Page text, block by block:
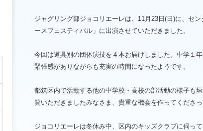
ジャグリング部ジョコリエーレは、11月23日(日)に、セ
ースフェスティバル」に出演させていただきました。
今回は道具別の団体演技を４本お届けしました。中学１
緊張感がありながらも充実の時間になったようです。
都筑区内で活動する他の中学校・高校の部活動の様子も
覧いただきましたみなさま、貴重な機会を作ってくださ
ジョコリエーレは冬休み中、区内のキッズクラブに伺っ